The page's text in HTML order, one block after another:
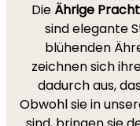
Die Ährige
sind elegante
blühenden
zeichnen sich
dadurch aus,
Obwohl sie in